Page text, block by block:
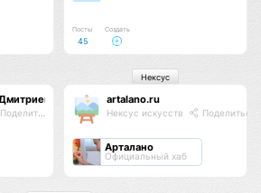
Посты
45
Создать
Поделиться
artalano.ru
Нексус искусств Поделиться
Арталано
Официальный хаб
Нексус